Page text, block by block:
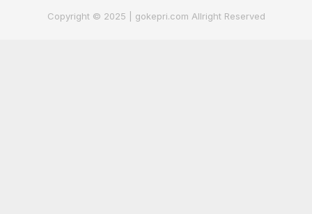
Copyright © 2025 | gokepri.com Allright Reserved